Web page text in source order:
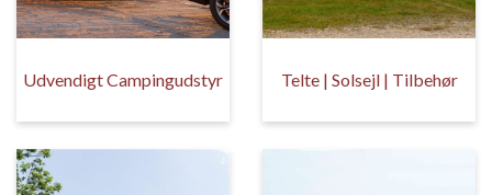
Udvendigt Campingudstyr Telte | Solsejl | Tilbehør